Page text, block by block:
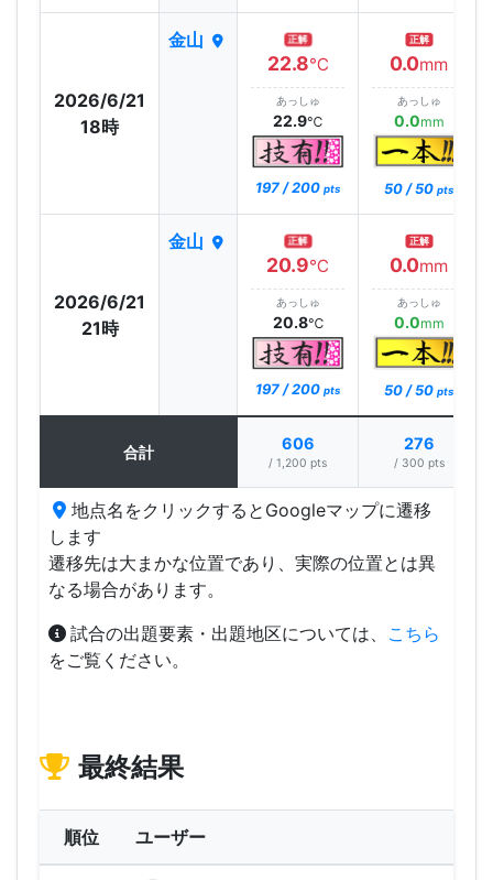
2026/6/21
18時
金山 正解
22.8℃
あっしゅ
22.9℃
197 / 200 pts
正解
0.0mm
あっしゅ
0.0mm
50 / 50 pts
2026/6/21
21時
金山 正解
20.9℃
あっしゅ
20.8℃
197 / 200 pts
正解
0.0mm
あっしゅ
0.0mm
50 / 50 pts
合計 606
/ 1,200 pts
276
/ 300 pts
地点名をクリックするとGoogleマップに遷移
します
遷移先は大まかな位置であり、実際の位置とは異
なる場合があります。
試合の出題要素・出題地区については、 こちら
をご覧ください。
最終結果
順位 ユーザー